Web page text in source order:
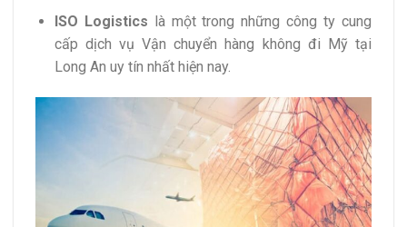
ISO Logistics là một trong những công ty cung
cấp dịch vụ Vận chuyển hàng không đi Mỹ tại
Long An uy tín nhất hiện nay.